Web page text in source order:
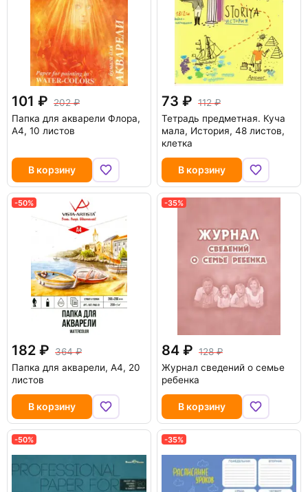
101
202
Папка для акварели Флора,
А4, 10 листов
В корзину
73
112
Тетрадь предметная. Куча
мала, История, 48 листов,
клетка
В корзину
-50%
182
364
Папка для акварели, A4, 20
листов
В корзину
-35%
84
128
Журнал сведений о семье
ребенка
В корзину
-50% -35%